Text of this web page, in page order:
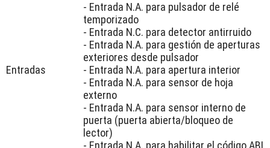
Entradas
- Entrada N.A. para pulsador de relé
temporizado
- Entrada N.C. para detector antirruido
- Entrada N.A. para gestión de aperturas
exteriores desde pulsador
- Entrada N.A. para apertura interior
- Entrada N.A. para sensor de hoja
externo
- Entrada N.A. para sensor interno de
puerta (puerta abierta/bloqueo de
lector)
- Entrada N.A. para habilitar el código ABI